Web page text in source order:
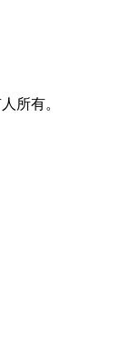
所有。